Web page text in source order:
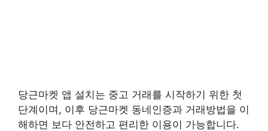
당근마켓 앱 설치는 중고 거래를 시작하기 위한 첫
단계이며, 이후 당근마켓 동네인증과 거래방법을 이
해하면 보다 안전하고 편리한 이용이 가능합니다.